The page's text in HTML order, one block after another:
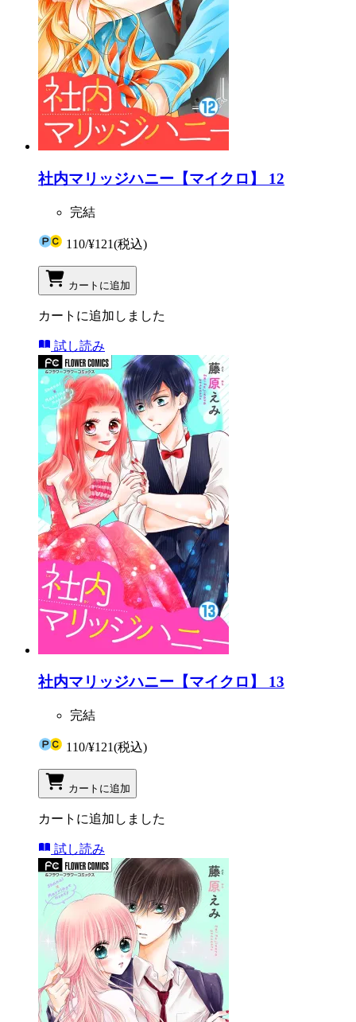
社内マリッジハニー【マイクロ】 12
完結
110/¥121(税込)
カートに追加
カートに追加しました
試し読み
社内マリッジハニー【マイクロ】 13
完結
110/¥121(税込)
カートに追加
カートに追加しました
試し読み